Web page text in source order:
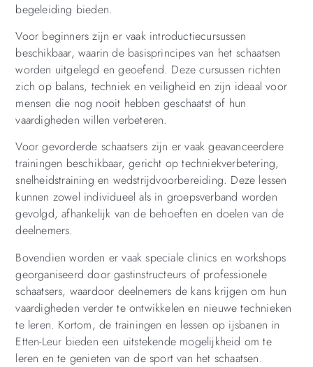
begeleiding bieden.
Voor beginners zijn er vaak introductiecursussen
beschikbaar, waarin de basisprincipes van het schaatsen
worden uitgelegd en geoefend. Deze cursussen richten
zich op balans, techniek en veiligheid en zijn ideaal voor
mensen die nog nooit hebben geschaatst of hun
vaardigheden willen verbeteren.
Voor gevorderde schaatsers zijn er vaak geavanceerdere
trainingen beschikbaar, gericht op techniekverbetering,
snelheidstraining en wedstrijdvoorbereiding. Deze lessen
kunnen zowel individueel als in groepsverband worden
gevolgd, afhankelijk van de behoeften en doelen van de
deelnemers.
Bovendien worden er vaak speciale clinics en workshops
georganiseerd door gastinstructeurs of professionele
schaatsers, waardoor deelnemers de kans krijgen om hun
vaardigheden verder te ontwikkelen en nieuwe technieken
te leren. Kortom, de trainingen en lessen op ijsbanen in
Etten-Leur bieden een uitstekende mogelijkheid om te
leren en te genieten van de sport van het schaatsen.